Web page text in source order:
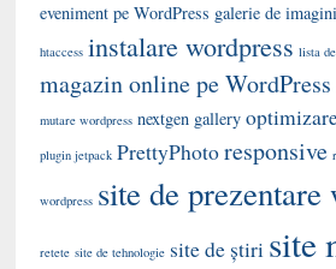
eveniment pe WordPress galerie de
htaccess instalare wordpress lista
magazin online pe WordPress
mutare wordpress nextgen gallery
plugin jetpack PrettyPhotoresponsive
wordpress site de prezentare
retete site de tehnologie site de știri site